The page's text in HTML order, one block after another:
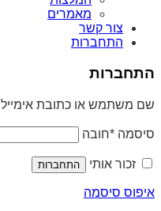
מאמרים
צור קשר
התחברות
התחברות
שם משתמש או כתובת אימייל
סיסמה *חובה
זכור אותי התחברות
איפוס סיסמה